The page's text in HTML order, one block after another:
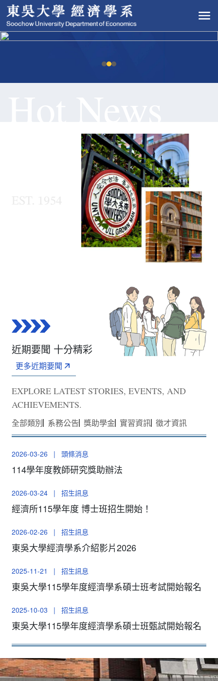
近期要聞 十分精彩
更多近期要聞
EXPLORE LATEST STORIES, EVENTS, AND
ACHIEVEMENTS.
全部類別 系務公告 獎助學金 實習資訊 徵才資訊
2026-03-26 | 頭條消息
114學年度教師研究獎助辦法
2026-03-24 | 招生訊息
經濟所115學年度 博士班招生開始！
2026-02-26 | 招生訊息
東吳大學經濟學系介紹影片2026
2025-11-21 | 招生訊息
東吳大學115學年度經濟學系碩士班考試開始報名
2025-10-03 | 招生訊息
東吳大學115學年度經濟學系碩士班甄試開始報名